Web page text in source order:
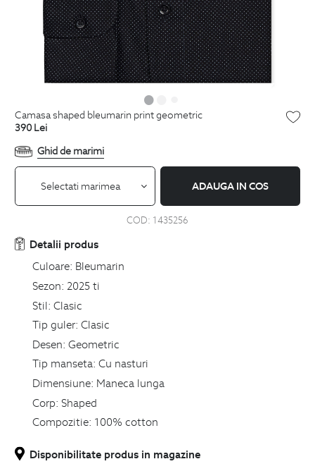
camasa shaped bleumarin print geometric
390 Lei
Ghid de marimi
Selectati marimea ADAUGA IN COS
COD: 1435256
Detalii produs
Culoare: Bleumarin
Sezon: 2025 ti
Stil: Clasic
Tip guler: Clasic
Desen: Geometric
Tip manseta: Cu nasturi
Dimensiune: Maneca lunga
Corp: Shaped
Compozitie: 100% cotton
Disponibilitate produs in magazine